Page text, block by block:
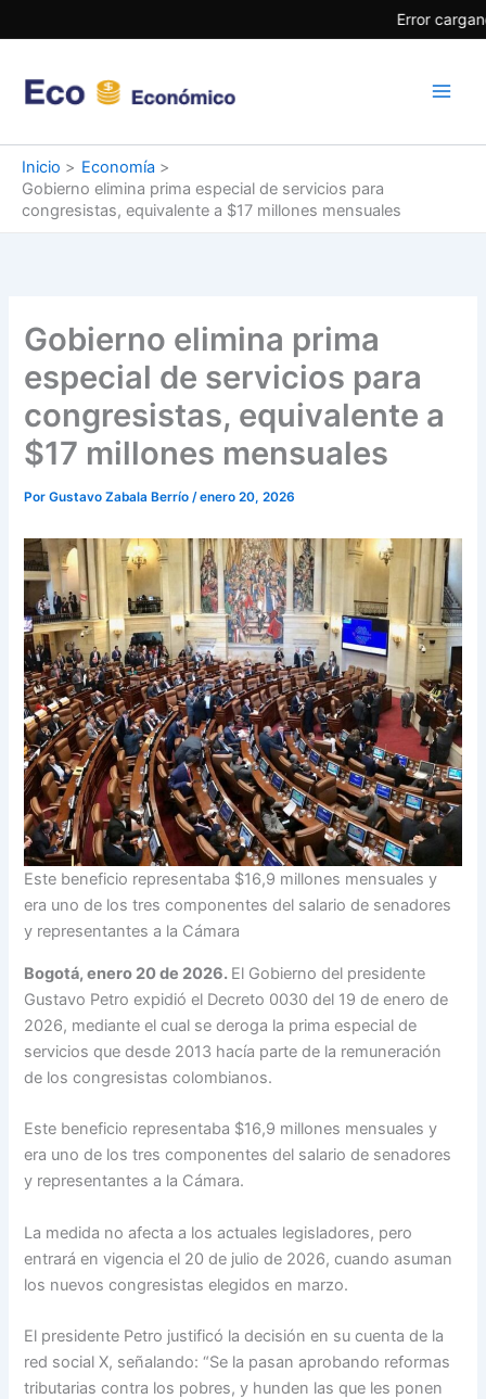
Error
al
Inicio
Economía
Gobierno elimina prima especial de servicios para
congresistas, equivalente a $17 millones mensuales
Gobierno elimina prima
especial de servicios para
congresistas, equivalente a
$17 millones mensuales
PorGustavo Zabala Berrío /enero 20, 2026
Este beneficio representaba $16,9 millones mensuales y
era uno de los tres componentes del salario de senadores
y representantes a la Cámara
Bogotá, enero 20 de 2026. El Gobierno del presidente
Gustavo Petro expidió el Decreto 0030 del 19 de enero de
2026, mediante el cual se deroga la prima especial de
servicios que desde 2013 hacía parte de la remuneración
de los congresistas colombianos.
Este beneficio representaba $16,9 millones mensuales y
era uno de los tres componentes del salario de senadores
y representantes a la Cámara.
La medida no afecta a los actuales legisladores, pero
entrará en vigencia el 20 de julio de 2026, cuando asuman
los nuevos congresistas elegidos en marzo.
El presidente Petro justificó la decisión en su cuenta de la
red social X, señalando: “Se la pasan aprobando reformas
tributarias contra los pobres, y hunden las que les ponen